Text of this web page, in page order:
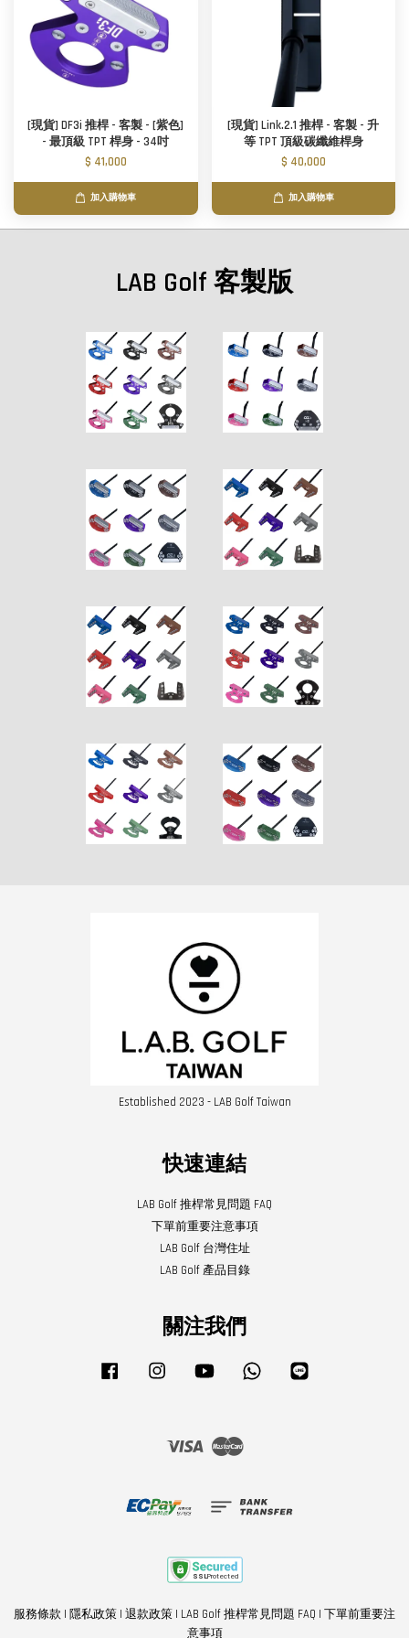
[現貨] DF3i 推桿 - 客製 - [紫色]
- 最頂級 TPT 桿身 - 34吋
$ 41,000
加入購物車
[現貨] Link.2.1 推桿 - 客製 - 升
等 TPT 頂級碳纖維桿身
$ 40,000
加入購物車
LAB Golf 客製版
Established 2023 - LAB Golf Taiwan
快速連結
LAB Golf 推桿常見問題 FAQ
下單前重要注意事項
LAB Golf 台灣住址
LAB Golf 產品目錄
關注我們
Facebook Instagram YouTube Whatsapp
Visa Master
服務條款 | 隱私政策 | 退款政策 | LAB Golf 推桿常見問題 FAQ | 下單前重要注
意事項